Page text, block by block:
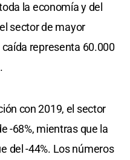
la economía y del
sector de mayor
representa 60.000
con 2019, el sector
-68%, mientras que la
del -44%. Los números